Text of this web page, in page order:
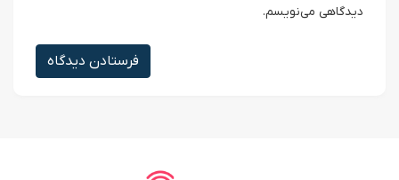
دیدگاهی می‌نویسم.
فرستادن دیدگاه